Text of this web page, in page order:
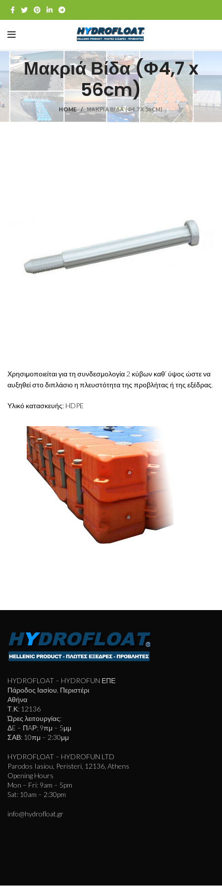
Μακριά Βίδα (Φ4,7 x
56cm)
HOME ΜΑΚΡΙΆ ΒΊΔΑ (Φ4,7 X 56CM)
Χρησιμοποιείται για τη συνδεσμολογία 2 κύβων καθ’ ύψος ώστε να
αυξηθεί στο διπλάσιο η πλευστότητα της προβλήτας ή της εξέδρας.
Υλικό κατασκευής: HDPE
HYDROFLOAT – HYDROFUN ΕΠΕ
Πάροδος Ιασίου, Περιστέρι
Αθήνα
Τ.Κ: 12136
Ώρες λειτουργίας:
ΔE – ΠAΡ: 9πμ – 5μμ
ΣΑΒ: 10πμ – 2:30μμ
HYDROFLOAT – HYDROFUN LTD
Parodos Iasiou, Peristeri, 12136, Athens
Opening Hours
Mon – Fri: 9am – 5pm
Sat: 10am – 2:30pm
info@hydrofloat.gr